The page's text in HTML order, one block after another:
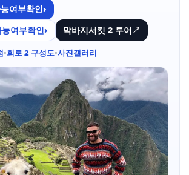
여부확인›
여부확인› 막바지서킷 2 투어↗
•회로 2 구성도•사진갤러리